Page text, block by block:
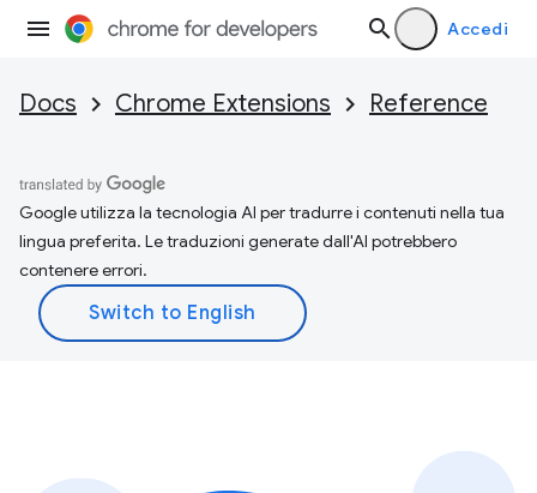
Accedi
Docs Chrome Extensions Reference
Google utilizza la tecnologia AI per tradurre i contenuti nella tua
lingua preferita. Le traduzioni generate dall'AI potrebbero
contenere errori.